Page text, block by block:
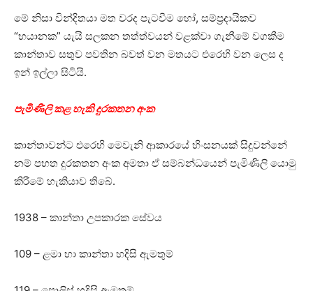
මේ නිසා වින්දිතයා මත වරද පැටවීම හෝ, සම්ප්‍රදායිකව
“භයානක” යැයි සලකන තත්ත්වයන් වළක්වා ගැනීමේ වගකීම
කාන්තාව සතුව පවතින බවත් වන මතයට එරෙහි වන ලෙස ද
ඉන් ඉල්ලා සිටියි.
පැමිණිලි කළ හැකි දුරකතන අංක
කාන්තාවන්ට එරෙහි මෙවැනි ආකාරයේ හිංසනයක් සිදුවන්නේ
නම් පහත දුරකතන අංක අමතා ඒ සම්බන්ධයෙන් පැමිණිලි යොමු
කිරීමේ හැකියාව තිබේ.
1938 – කාන්තා උපකාරක සේවය
109 – ළමා හා කාන්තා හදිසි ඇමතුම්